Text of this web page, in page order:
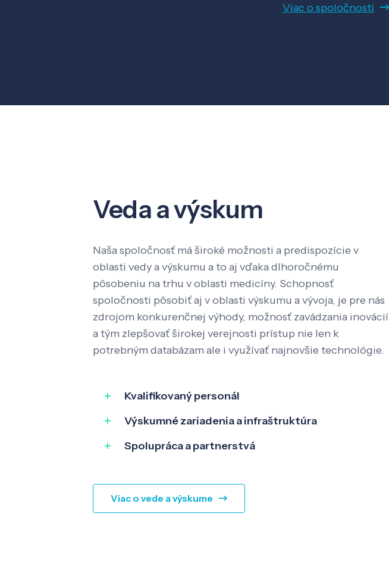
Viac o spoločnosti
Veda a výskum
Naša spoločnosť má široké možnosti a predispozície v
oblasti vedy a výskumu a to aj vďaka dlhoročnému
pôsobeniu na trhu v oblasti medicíny. Schopnosť
spoločnosti pôsobiť aj v oblasti výskumu a vývoja, je pre nás
zdrojom konkurenčnej výhody, možnosť zavádzania inovácií
a tým zlepšovať širokej verejnosti prístup nie len k
potrebným databázam ale i využívať najnovšie technológie.
Kvalifikovaný personál
Výskumné zariadenia a infraštruktúra
Spolupráca a partnerstvá
Viac o vede a výskume